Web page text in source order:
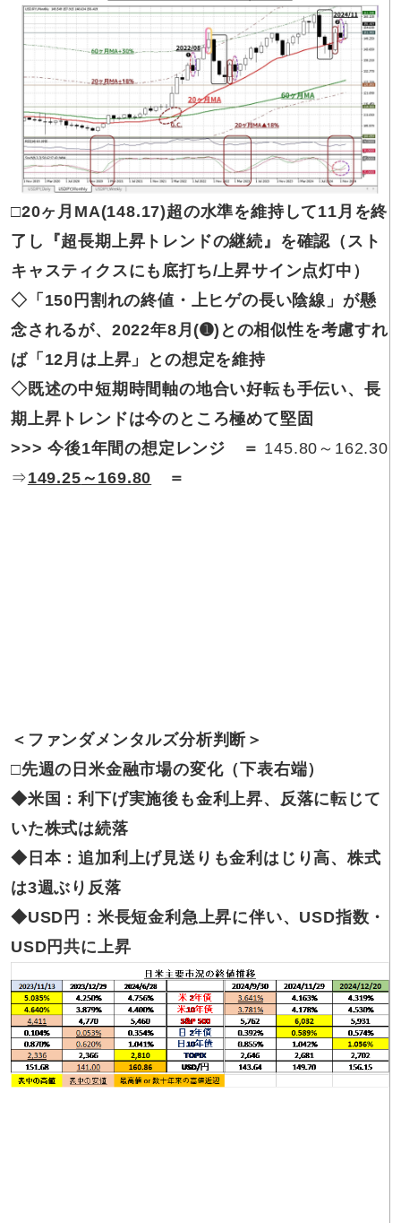
□20ヶ月MA(148.17)超の水準を維持して11月を終
了し『超長期上昇トレンドの継続』を確認（スト
キャスティクスにも底打ち/上昇サイン点灯中）
◇「150円割れの終値 ・上ヒゲの長い陰線」が懸
念されるが、2022年8月(➊)との相似性を考慮すれ
ば「12月は上昇」との想定を維持
◇既述の中短期時間軸の地合い好転も手伝い、長
期上昇トレンドは今のところ極めて堅固
>>>今後1年間の想定レンジ ＝ 145.80～162.30
⇒149.25 ～169.80 ＝
＜ファンダメンタルズ分析判断＞
□先週の日米金融市場の変化（下表右端）
◆米国：利下げ実施後も金利上昇、反落に転じて
いた株式は続落
◆ 日本：追加利上げ見送りも金利はじり高、株式
は3週ぶり反落
◆USD円：米長短金利急上昇に伴い、USD指数・
USD円共に上昇